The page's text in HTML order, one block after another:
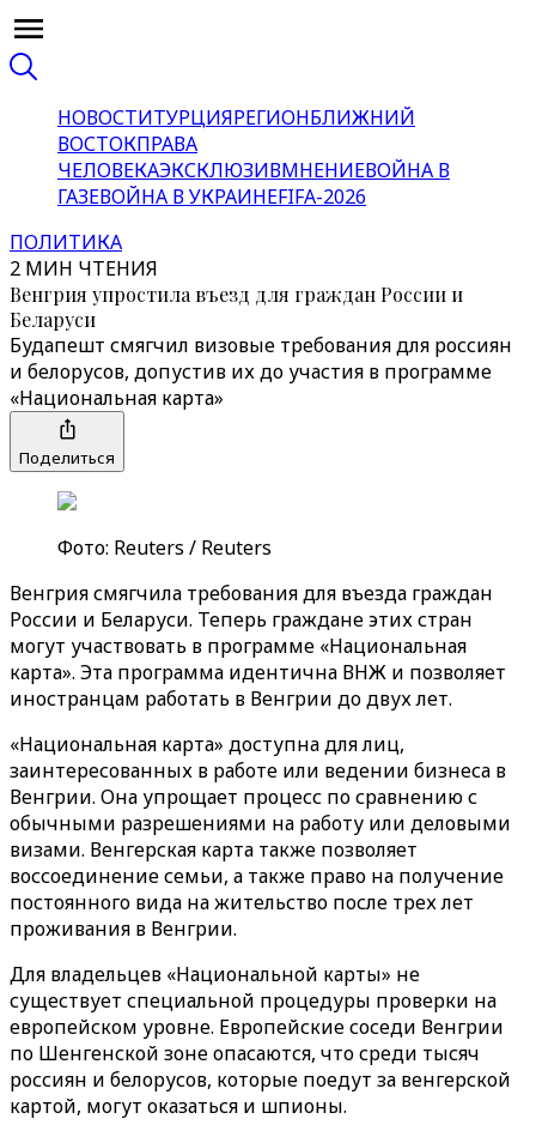
НОВОСТИТУРЦИЯРЕГИОНБЛИЖНИЙ
ВОСТОКПРАВА
ЧЕЛОВЕКАЭКСКЛЮЗИВМНЕНИЕВОЙНА В
ГАЗЕВОЙНА В УКРАИНЕFIFA-2026
ПОЛИТИКА
2 МИН ЧТЕНИЯ
Венгрия упростила въезд для граждан России и
Беларуси
Будапешт смягчил визовые требования для россиян
и белорусов, допустив их до участия в программе
«‎Национальная карта»‎
Поделиться
Фото: Reuters / Reuters
Венгрия смягчила требования для въезда граждан
России и Беларуси. Теперь граждане этих стран
могут участвовать в программе «Национальная
карта». Эта программа идентична ВНЖ и позволяет
иностранцам работать в Венгрии до двух лет.
«Национальная карта» доступна для лиц,
заинтересованных в работе или ведении бизнеса в
Венгрии. Она упрощает процесс по сравнению с
обычными разрешениями на работу или деловыми
визами. Венгерская карта также позволяет
воссоединение семьи, а также право на получение
постоянного вида на жительство после трех лет
проживания в Венгрии.
Для владельцев «Национальной карты» не
существует специальной процедуры проверки на
европейском уровне. Европейские соседи Венгрии
по Шенгенской зоне опасаются, что среди тысяч
россиян и белорусов, которые поедут за венгерской
картой, могут оказаться и шпионы.